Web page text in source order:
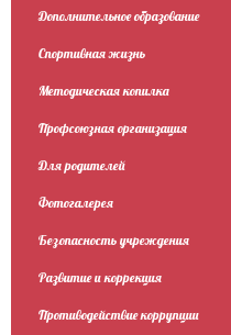
Дополнительное образование
Спортивная жизнь
Методическая копилка
Профсоюзная организация
Для родителей
Фотогалерея
Безопасность учреждения
Развитие и коррекция
Противодействие коррупции